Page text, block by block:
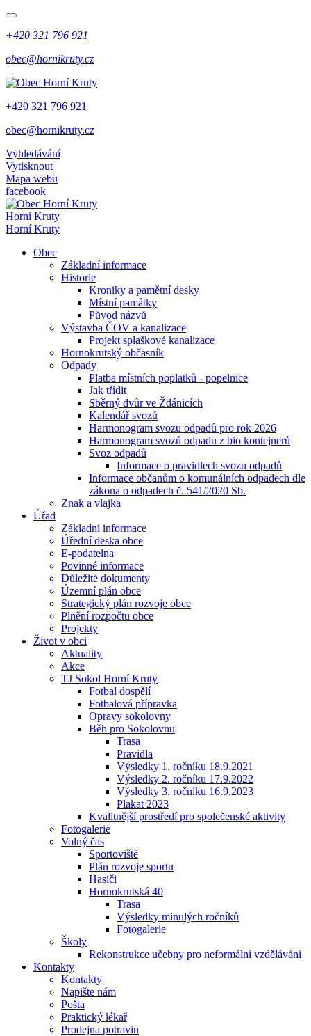
+420 321 796 921
obec@hornikruty.cz
+420 321 796 921
obec@hornikruty.cz
Vyhledávání
Vytisknout
Mapa webu
facebook
Horní Kruty
Horní Kruty
Obec
Základní informace
Historie
Kroniky a pamětní desky
Místní památky
Původ názvů
Výstavba ČOV a kanalizace
Projekt splaškové kanalizace
Hornokrutský občasník
Odpady
Platba místních poplatků - popelnice
Jak třídit
Sběrný dvůr ve Ždánicích
Kalendář svozů
Harmonogram svozu odpadů pro rok 2026
Harmonogram svozů odpadu z bio kontejnerů
Svoz odpadů
Informace o pravidlech svozu odpadů
Informace občanům o komunálních odpadech dle
zákona o odpadech č. 541/2020 Sb.
Znak a vlajka
Úřad
Základní informace
Úřední deska obce
E-podatelna
Povinné informace
Důležité dokumenty
Územní plán obce
Strategický plán rozvoje obce
Plnění rozpočtu obce
Projekty
Život v obci
Aktuality
Akce
TJ Sokol Horní Kruty
Fotbal dospělí
Fotbalová přípravka
Opravy sokolovny
Běh pro Sokolovnu
Trasa
Pravidla
Výsledky 1. ročníku 18.9.2021
Výsledky 2. ročníku 17.9.2022
Výsledky 3. ročníku 16.9.2023
Plakat 2023
Kvalitnější prostředí pro společenské aktivity
Fotogalerie
Volný čas
Sportoviště
Plán rozvoje sportu
Hasiči
Hornokrutská 40
Trasa
Výsledky minulých ročníků
Fotogalerie
Školy
Rekonstrukce učebny pro neformální vzdělávání
Kontakty
Kontakty
Napište nám
Pošta
Praktický lékař
Prodejna potravin